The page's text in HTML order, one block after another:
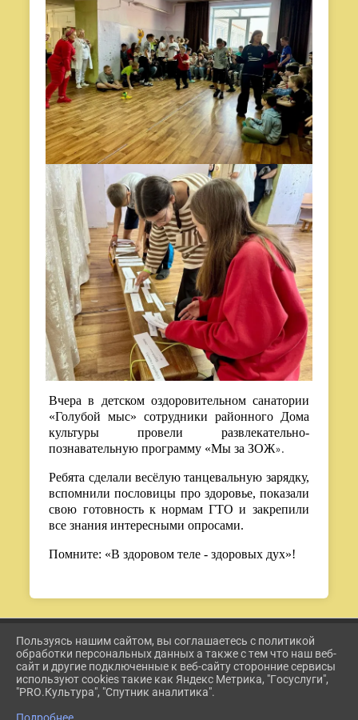
Вчера в детском оздоровительном санатории
«Голубой мыс» сотрудники районного Дома
культуры провели развлекательно-
познавательную программу «Мы за ЗОЖ».
Ребята сделали весёлую танцевальную зарядку,
вспомнили пословицы про здоровье, показали
свою готовность к нормам ГТО и закрепили
все знания интересными опросами.
Помните: «В здоровом теле - здоровых дух»!
2026 Г. ETKUL-KULTURA.RU
ВХОД
КАРТА САЙТА
ПОЛИТИКА ОБРАБОТКИ ПЕРСОНАЛЬНЫХ ДАННЫХ
Пользуясь нашим сайтом, вы соглашаетесь с политикой
обработки персональных данных а также с тем что наш веб-
сайт и другие подключенные к веб-сайту сторонние сервисы
используют cookies такие как Яндекс Метрика, "Госуслуги",
"PRO.Культура", "Спутник аналитика".